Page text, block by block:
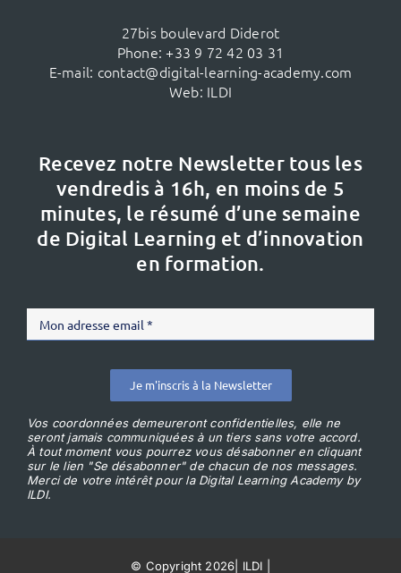
27bis boulevard Diderot
Phone: +33 9 72 42 03 31
E-mail: contact@digital-learning-academy.com
Web: ILDI
Recevez notre Newsletter tous les
vendredis à 16h, en moins de 5
minutes, le résumé d’une semaine
de Digital Learning et d’innovation
en formation.
Je m'inscris à la Newsletter
Vos coordonnées demeureront confidentielles, elle ne
seront jamais communiquées à un tiers sans votre accord.
À tout moment vous pourrez vous désabonner en cliquant
sur le lien "Se désabonner" de chacun de nos messages.
Merci de votre intérêt pour la Digital Learning Academy by
ILDI.
© Copyright 2026 ILDI